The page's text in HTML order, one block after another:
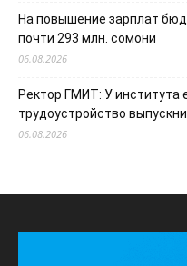
На повышение зарплат
почти 293 млн. сомони
06.08.2026
Ректор ГМИТ: У института
трудоустройство
06.08.2026